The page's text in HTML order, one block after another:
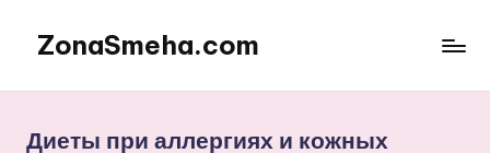
Перейти
содержимому
ZonaSmeha.com
Правильное
Диеты при аллергиях и кожных